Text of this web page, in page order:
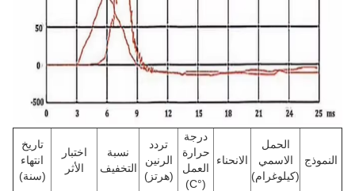
النموذج
الحمل
الاسمي
(كيلوغرام)
الانحناء
درجة
حرارة
العمل
(°C)
تردد
الرنين
(هرتز)
نسبة
التخفيف
اختبار
الأثر
تاريخ
انتهاء
(سنة)